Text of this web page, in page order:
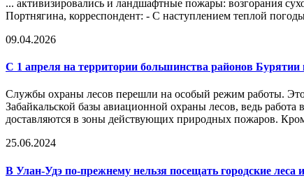
... активизировались и ландшафтные пожары: возгорания
Портнягина, корреспондент: - С наступлением теплой
09.04.2026
С 1 апреля на территории большинства районов Бурятии
Службы охраны лесов перешли на особый режим работы.
Забайкальской базы авиационной охраны лесов, ведь
доставляются в зоны действующих природных пожаров.
25.06.2024
В Улан-Удэ по-прежнему нельзя посещать городские леса